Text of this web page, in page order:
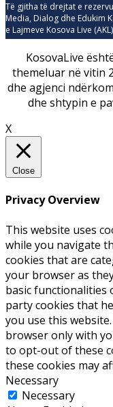
Të gjitha të drejtat e
Media, Dialog dhe Edukim
e Lajmeve Kosova Live
KosovaLive
themeluar në vitin
dhe agjenci
dhe shtypin e
X
Close
Privacy Overview
This website uses
while you navigate
cookies that are
your browser as
basic functionalities
party cookies that
you use this
browser only with
to opt-out of these
these cookies may
Necessary
Necessary